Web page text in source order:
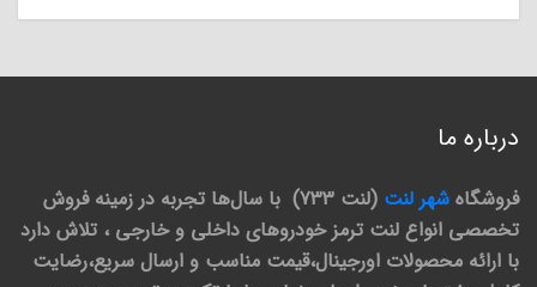
درباره ما
فروشگاه شهر لنت
(لنت 733) با سال‌ها تجربه در زمینه فروش
تخصصی انواع لنت ترمز خودروهای داخلی و خارجی ، تلاش دارد
با ارائه محصولات اورجینال،قیمت مناسب و ارسال سریع،رضایت